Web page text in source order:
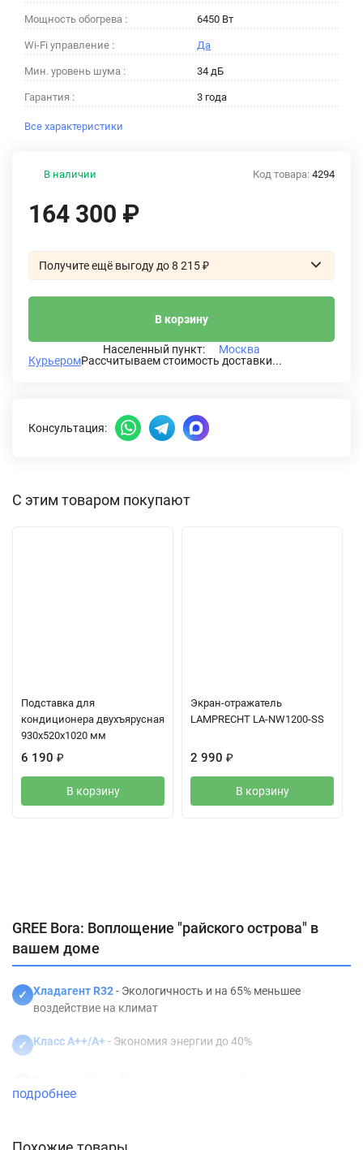
Мощность обогрева : 6450 Вт
Wi-Fi управление : Да
Мин. уровень шума : 34 дБ
Гарантия : 3 года
Все характеристики
Код товара: 4294
В наличии
164 300 ₽
Получите ещё выгоду до 8 215₽
В корзину
Населенный пункт:
Москва
КурьеромРассчитываем стоимость доставки...
Консультация:
С этим товаром покупают
Подставка для
кондиционера двухъярусная
930х520х1020 мм
6 190 ₽
В корзину
Экран-отражатель
LAMPRECHT LA-NW1200-SS
2 990 ₽
В корзину
GREE Bora: Воплощение "райского острова" в
вашем доме
✓ Хладагент R32- Экологичность и на 65% меньшее
воздействие на климат
✓ Класс А++/А+ - Экономия энергии до 40%
предпочтениям
подробнее